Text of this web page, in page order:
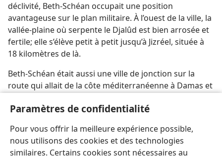
Paramètres de confidentialité
Pour vous offrir la meilleure expérience possible,
nous utilisons des cookies et des technologies
similaires. Certains cookies sont nécessaires au
déclivité, Beth-Schéan occupait une position
avantageuse sur le plan militaire. À l’ouest de la ville, la
vallée-plaine où serpente le Djalûd est bien arrosée et
fertile; elle s’élève petit à petit jusqu’à Jizréel, située à
18 kilomètres de là.
Beth-Schéan était aussi une ville de jonction sur la
route qui allait de la côte méditerranéenne à Damas et
ont mis au jour différentes couches ou niveaux